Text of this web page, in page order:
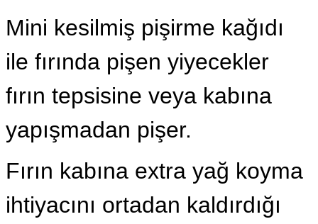
Mini kesilmiş pişirme kağıdı
ile fırında pişen yiyecekler
fırın tepsisine veya kabına
yapışmadan pişer.
Fırın kabına extra yağ koyma
ihtiyacını ortadan kaldırdığı